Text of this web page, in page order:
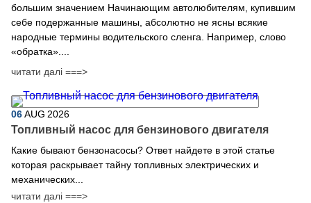
большим значением Начинающим автолюбителям, купившим
себе подержанные машины, абсолютно не ясны всякие
народные термины водительского сленга. Например, слово
«обратка»....
читати далі ===>
06AUG 2026
Топливный насос для бензинового двигателя
Какие бывают бензонасосы? Ответ найдете в этой статье
которая раскрывает тайну топливных электрических и
механических...
читати далі ===>